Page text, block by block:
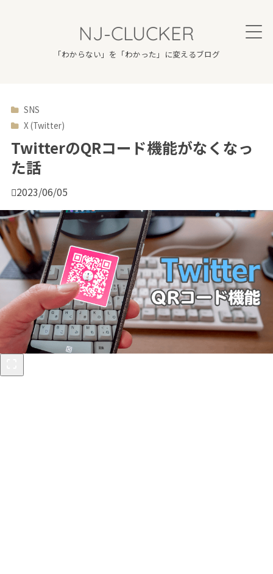
NJ-CLUCKER
「わからない」を「わかった」に変えるブログ
SNS
X (Twitter)
TwitterのQRコード機能がなくなっ
た話
2023/06/05